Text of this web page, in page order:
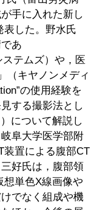
手に入れた新し
表した。野水氏
あ
ステムズ）や，医
（キヤノンメディ
の使用経験を
する撮影法とし
について解説し
阜大学医学部附
装置による腹部CT
好氏は，腹部領
想単色X線画像や
でなく組成や機